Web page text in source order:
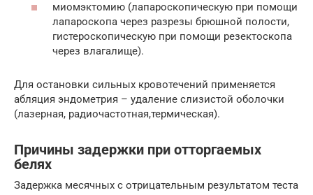
миомэктомию (лапароскопическую при помощи
лапароскопа через разрезы брюшной полости,
гистероскопическую при помощи резектоскопа
через влагалище).
Для остановки сильных кровотечений применяется
абляция эндометрия – удаление слизистой оболочки
(лазерная, радиочастотная,термическая).
Причины задержки при отторгаемых
белях
Задержка месячных с отрицательным результатом теста